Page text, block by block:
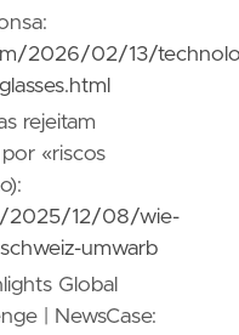
2026/02/13/
rejeitam
«riscos
2025/12/08/wie-
umwarb
Global
| NewsCase: